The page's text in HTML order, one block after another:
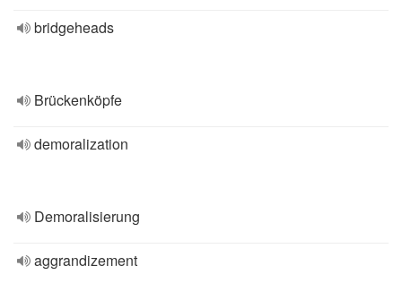
bridgeheads
Brückenköpfe
demoralization
Demoralisierung
aggrandizement